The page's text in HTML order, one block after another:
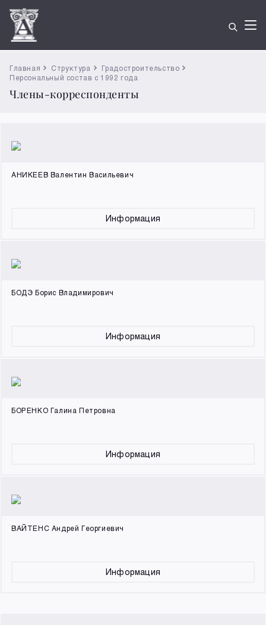
Главная Структура
Градостроительство
Персональный состав с 1992 года
Члены-корреспонденты
АНИКЕЕВ Валентин Васильевич
Информация
БОДЭ Борис Владимирович
Информация
БОРЕНКО Галина Петровна
Информация
ВАЙТЕНС Андрей Георгиевич
Информация